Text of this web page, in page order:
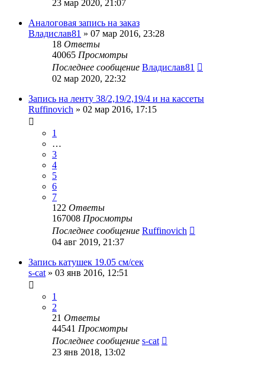
23 мар 2020, 21:07
Аналоговая запись на заказ
Владислав81 » 07 мар 2016, 23:28
18 Ответы
40065 Просмотры
Последнее сообщение Владислав81
02 мар 2020, 22:32
Запись на ленту 38/2,19/2,19/4 и на кассеты
Ruffinovich » 02 мар 2016, 17:15
1
…
3
4
5
6
7
122 Ответы
167008 Просмотры
Последнее сообщение Ruffinovich
04 авг 2019, 21:37
Запись катушек 19.05 см/сек
s-cat » 03 янв 2016, 12:51
1
2
21 Ответы
44541 Просмотры
Последнее сообщение s-cat
23 янв 2018, 13:02